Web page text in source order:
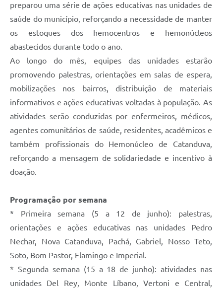
Diário Oficial
Editais
preparou uma série de ações educativas nas unidades de
saúde do município, reforçando a necessidade de manter
os estoques dos hemocentros e hemonúcleos
abastecidos durante todo o ano.
Ao longo do mês, equipes das unidades estarão
promovendo palestras, orientações em salas de espera,
mobilizações nos bairros, distribuição de materiais
informativos e ações educativas voltadas à população. As
atividades serão conduzidas por enfermeiros, médicos,
agentes comunitários de saúde, residentes, acadêmicos e
também profissionais do Hemonúcleo de Catanduva,
reforçando a mensagem de solidariedade e incentivo à
doação.
Programação por semana
* Primeira semana (5 a 12 de junho): palestras,
orientações e ações educativas nas unidades Pedro
Nechar, Nova Catanduva, Pachá, Gabriel, Nosso Teto,
Soto, Bom Pastor, Flamingo e Imperial.
* Segunda semana (15 a 18 de junho): atividades nas
unidades Del Rey, Monte Líbano, Vertoni e Central,